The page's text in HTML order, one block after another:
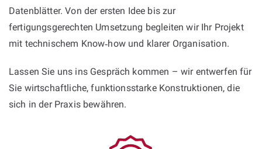
Datenblätter. Von der ersten Idee bis zur
fertigungsgerechten Umsetzung begleiten wir Ihr Projekt
mit technischem Know‑how und klarer Organisation.
Lassen Sie uns ins Gespräch kommen – wir entwerfen für
Sie wirtschaftliche, funktionsstarke Konstruktionen, die
sich in der Praxis bewähren.